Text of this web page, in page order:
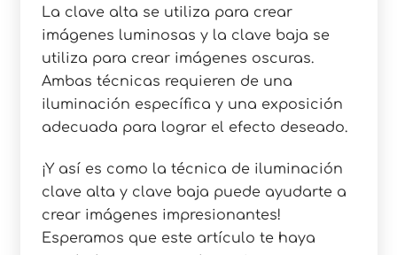
La clave alta se utiliza para crear
imágenes luminosas y la clave baja se
utiliza para crear imágenes oscuras.
Ambas técnicas requieren de una
iluminación específica y una exposición
adecuada para lograr el efecto deseado.
¡Y así es como la técnica de iluminación
clave alta y clave baja puede ayudarte a
crear imágenes impresionantes!
Esperamos que este artículo te haya